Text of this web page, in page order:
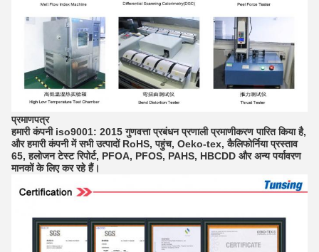
प्रमाणपत्र
हमारी कंपनी iso9001: 2015 गुणवत्ता प्रबंधन प्रणाली प्रमाणीकरण पारित किया है,
और हमारी कंपनी में सभी उत्पादों RoHS, पहुंच, Oeko-tex, कैलिफोर्निया प्रस्ताव
65, हलोजन टेस्ट रिपोर्ट, PFOA, PFOS, PAHS, HBCDD और अन्य पर्यावरण
मानकों के लिए कर रहे हैं।